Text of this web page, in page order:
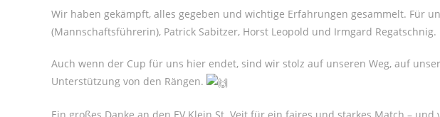
Wir haben gekämpft, alles gegeben und wichtige Erfahrungen gesammelt. Für
(Mannschaftsführerin), Patrick Sabitzer, Horst Leopold und Irmgard Regatschnig.
Auch wenn der Cup für uns hier endet, sind wir stolz auf unseren Weg, auf
Unterstützung von den Rängen.
Ein großes Danke an den EV Klein St. Veit für ein faires und starkes Match –